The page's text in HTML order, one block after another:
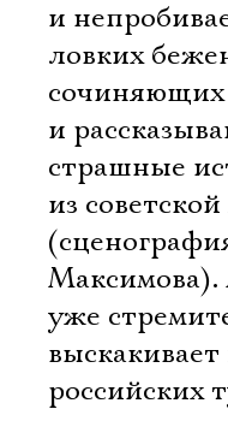
и
ловких
сочиняющих
и
страшные
из
Максимова).
уже
российских